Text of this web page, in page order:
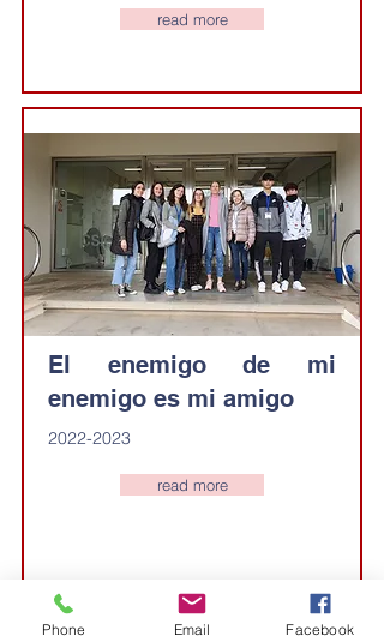
read more
El enemigo de mi
enemigo es mi amigo
2022-2023
read more
Phone Email Facebook